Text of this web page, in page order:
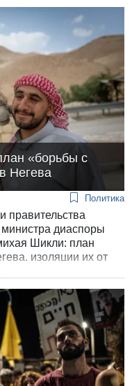
«борьбы с
Негева
Политика
правительства
диаспоры
Шикли: план
изоляции их от